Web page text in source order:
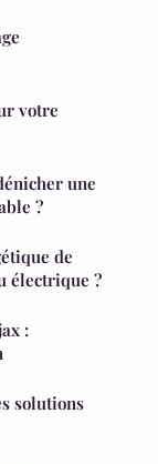
votre
une
?
de
électrique ?
:
solutions